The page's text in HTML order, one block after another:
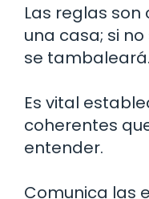
Las reglas
una casa; si
se tambaleará.
Es vital
coherentes
entender.
Comunica las